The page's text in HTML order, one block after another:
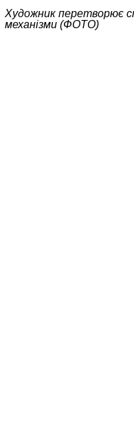
Художник перетворює
механізми (ФОТО)